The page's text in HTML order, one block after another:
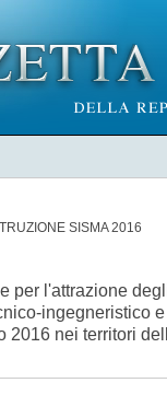
SISMA 2016
l'attrazione
ingegneristico
nei territori